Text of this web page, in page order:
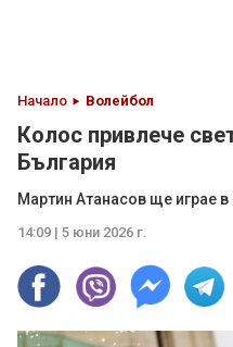
Начало Волейбол
Колос привлече
България
Мартин Атанасов ще играе
14:09 | 5 юни 2026 г.